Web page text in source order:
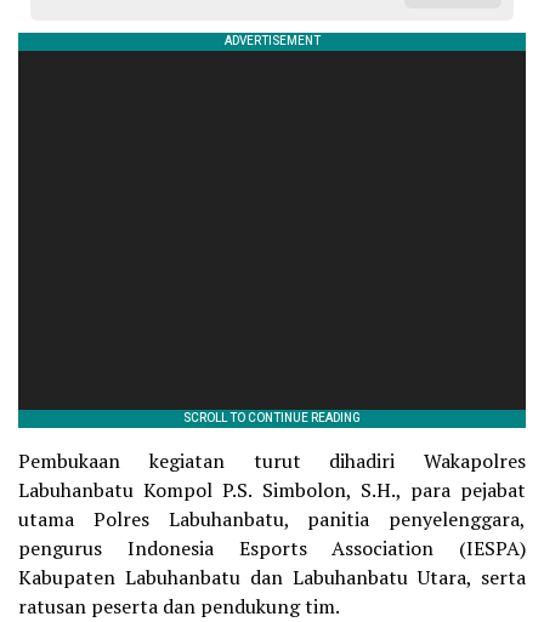
Pembukaan kegiatan turut dihadiri Wakapolres
Labuhanbatu Kompol P.S. Simbolon, S.H., para pejabat
utama Polres Labuhanbatu, panitia penyelenggara,
pengurus Indonesia Esports Association (IESPA)
Kabupaten Labuhanbatu dan Labuhanbatu Utara, serta
ratusan peserta dan pendukung tim.